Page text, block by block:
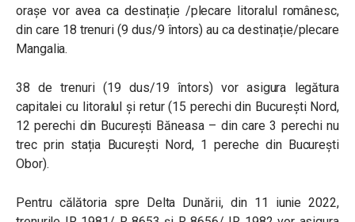
orașe vor avea ca destinație /plecare litoralul românesc,
din care 18 trenuri (9 dus/9 întors) au ca destinație/plecare
Mangalia.
38 de trenuri (19 dus/19 întors) vor asigura legătura
capitalei cu litoralul și retur (15 perechi din București Nord,
12 perechi din București Băneasa – din care 3 perechi nu
trec prin stația București Nord, 1 pereche din București
Obor).
Pentru călătoria spre Delta Dunării, din 11 iunie 2022,